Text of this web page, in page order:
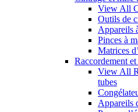
View All
Outils de
Appareils
Pinces à
Matrices
Raccordement
View All
tubes
Appareils